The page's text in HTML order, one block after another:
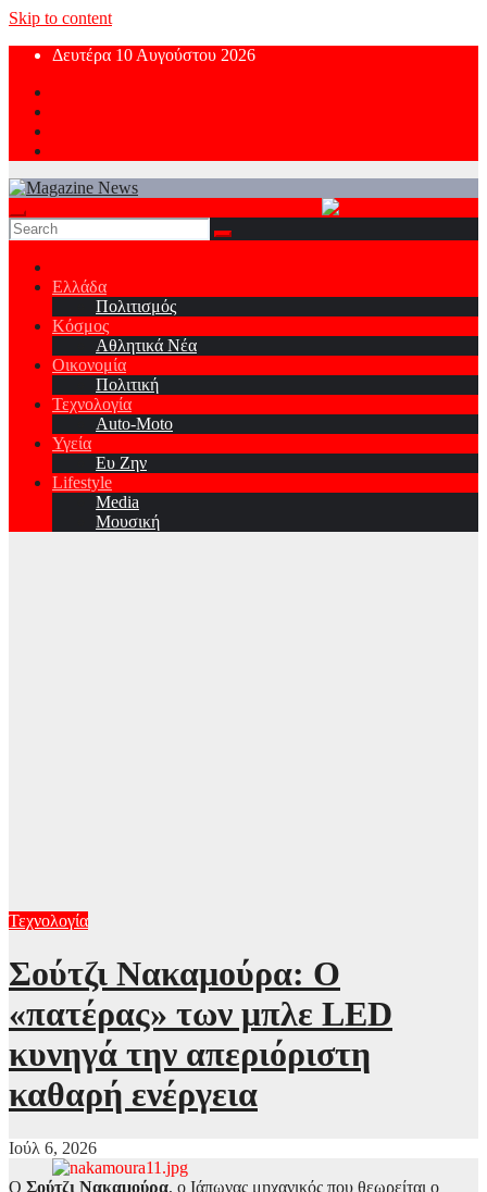
Skip to content
Δευτέρα 10 Αυγούστου 2026
Ελλάδα
Πολιτισμός
Κόσμος
Αθλητικά Νέα
Οικονομία
Πολιτική
Τεχνολογία
Auto-Moto
Υγεία
Ευ Ζην
Lifestyle
Media
Μουσική
Τεχνολογία
Σούτζι Νακαμούρα: Ο
«πατέρας» των μπλε LED
κυνηγά την απεριόριστη
καθαρή ενέργεια
Ιούλ 6, 2026
Ο Σούτζι Νακαμούρα, ο Ιάπωνας μηχανικός που θεωρείται ο